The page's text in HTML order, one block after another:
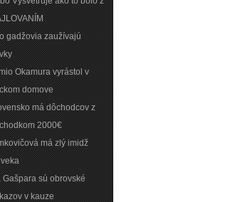
gadžovia zaužívajú
Okamura vyrástol v
domove
má dôchodcov z
2000€
má zlý imidž
Gašpara sú obrovské
v kauze